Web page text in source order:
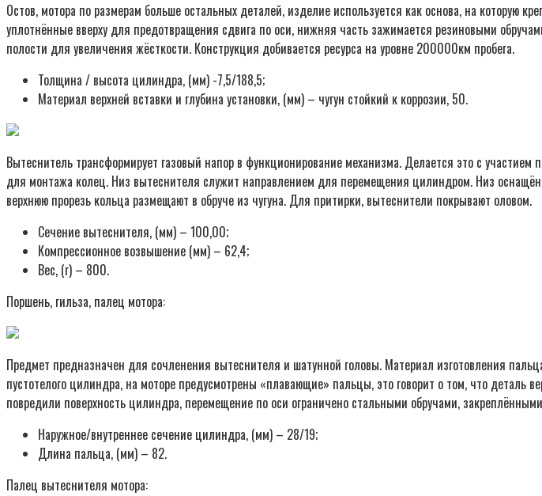
Остов, мотора по размерам больше остальных деталей, изделие используется как основа, на которую
уплотнённые вверху для предотвращения сдвига по оси, нижняя часть зажимается резиновыми
полости для увеличения жёсткости. Конструкция добивается ресурса на уровне 200000км пробега.
Толщина / высота цилиндра, (мм) -7,5/188,5;
Материал верхней вставки и глубина установки, (мм) – чугун стойкий к коррозии, 50.
Вытеснитель трансформирует газовый напор в функционирование механизма. Делается это с
для монтажа колец. Низ вытеснителя служит направлением для перемещения цилиндром. Низ
верхнюю прорезь кольца размещают в обруче из чугуна. Для притирки, вытеснители покрывают оловом.
Сечение вытеснителя, (мм) – 100,00;
Компрессионное возвышение (мм) – 62,4;
Вес, (г) – 800.
Поршень, гильза, палец мотора:
Предмет предназначен для сочленения вытеснителя и шатунной головы. Материал изготовления
пустотелого цилиндра, на моторе предусмотрены «плавающие» пальцы, это говорит о том, что деталь
повредили поверхность цилиндра, перемещение по оси ограничено стальными обручами,
Наружное/внутреннее сечение цилиндра, (мм) – 28/19;
Длина пальца, (мм) – 82.
Палец вытеснителя мотора: